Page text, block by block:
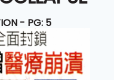
- PG: 5